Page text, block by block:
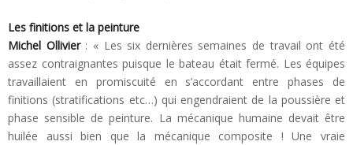
Les finitions et la peinture
Michel Ollivier: « Les six dernières semaines de travail ont été
assez contraignantes puisque le bateau était fermé. Les équipes
travaillaient en promiscuité en s’accordant entre phases de
finitions (stratifications etc…) qui engendraient de la poussière et
phase sensible de peinture. La mécanique humaine devait être
huilée aussi bien que la mécanique composite ! Une vraie